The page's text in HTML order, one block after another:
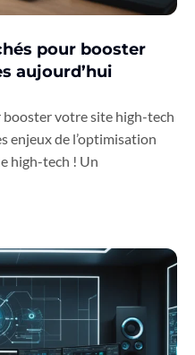
pour booster
aujourd’hui
booster votre site high-tech
enjeux de l’optimisation
high-tech ! Un